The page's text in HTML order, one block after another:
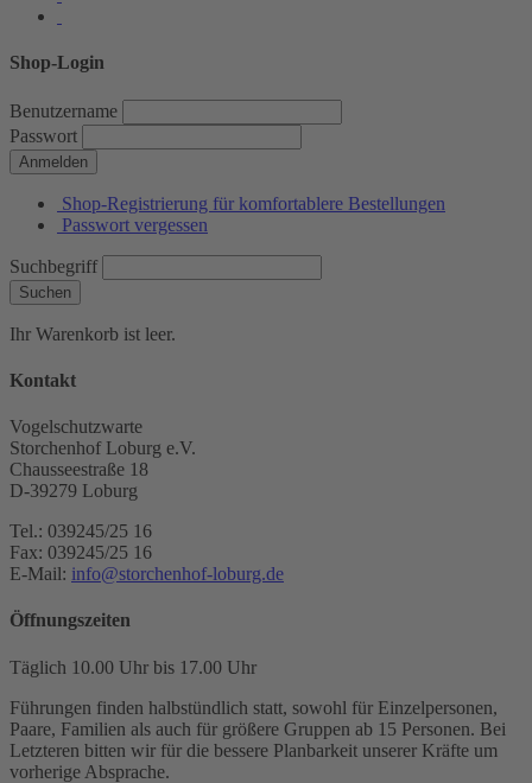
Shop-Login
Benutzername
Passwort
Anmelden
Shop-Registrierung für komfortablere Bestellungen
Passwort vergessen
Suchbegriff
Suchen
Ihr Warenkorb ist leer.
Kontakt
Vogelschutzwarte
Storchenhof Loburg e.V.
Chausseestraße 18
D-39279 Loburg
Tel.: 039245/25 16
Fax: 039245/25 16
E-Mail: info@storchenhof-loburg.de
Öffnungszeiten
Täglich 10.00 Uhr bis 17.00 Uhr
Führungen finden halbstündlich statt, sowohl für Einzelpersonen,
Paare, Familien als auch für größere Gruppen ab 15 Personen. Bei
Letzteren bitten wir für die bessere Planbarkeit unserer Kräfte um
vorherige Absprache.